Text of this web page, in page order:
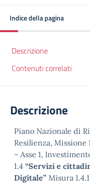
Indice della pagina
Descrizione
Contenuti correlati
Descrizione
Piano Nazionale di
Resilienza, Missione
– Asse 1,
1.4 “Servizi e
Digitale” Misura